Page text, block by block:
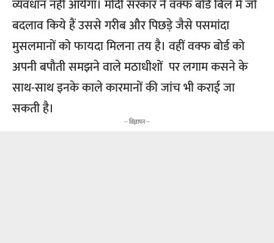
व्यवधान नहीं आयेगा। मोदी सरकार ने वक्फ बोर्ड बिल में जो
बदलाव किये हैं उससे गरीब और पिछड़े जैसे पसमांदा
मुसलमानों को फायदा मिलना तय है। वहीं वक्फ बोर्ड को
अपनी बपौती समझने वाले मठाधीशों पर लगाम कसने के
साथ-साथ इनके काले कारमानों की जांच भी कराई जा
सकती है।
-- विज्ञापन --